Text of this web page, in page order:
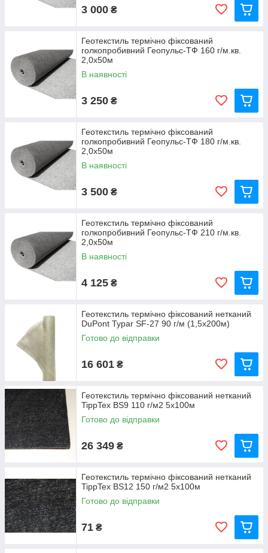
3 000 ₴
Геотекстиль термічно фіксований
голкопробивний Геопульс-ТФ 160 г/м.кв.
2,0x50м
В наявності
3 250 ₴
Геотекстиль термічно фіксований
голкопробивний Геопульс-ТФ 180 г/м.кв.
2,0x50м
В наявності
3 500 ₴
Геотекстиль термічно фіксований
голкопробивний Геопульс-ТФ 210 г/м.кв.
2,0x50м
В наявності
4 125 ₴
Геотекстиль термічно фіксований нетканий
DuPont Typar SF-27 90 г/м (1,5x200м)
Готово до відправки
16 601 ₴
Геотекстиль термічно фіксований нетканий
TippTex BS9 110 г/м2 5х100м
Готово до відправки
26 349 ₴
Геотекстиль термічно фіксований нетканий
TippTex BS12 150 г/м2 5х100м
Готово до відправки
71 ₴